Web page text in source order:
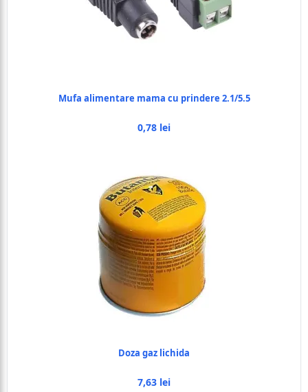
Mufa alimentare mama cu prindere 2.1/5.5
0,78 lei
Doza gaz lichida
7,63 lei